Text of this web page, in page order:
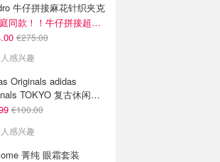
牛仔拼接麻花针织夹克
金玟庭同款！！牛仔拼接超有层次感
€275.00
感兴趣
Originals adidas
TOKYO 复古休闲鞋
€100.00
感兴趣
菁纯 眼霜套装